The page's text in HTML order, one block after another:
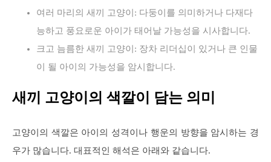
여러 마리의 새끼 고양이: 다둥이를 의미하거나 다재다
능하고 풍요로운 아이가 태어날 가능성을 시사합니다.
크고 늠름한 새끼 고양이: 장차 리더십이 있거나 큰 인물
이 될 아이의 가능성을 암시합니다.
새끼 고양이의 색깔이 담는 의미
고양이의 색깔은 아이의 성격이나 행운의 방향을 암시하는 경
우가 많습니다. 대표적인 해석은 아래와 같습니다.